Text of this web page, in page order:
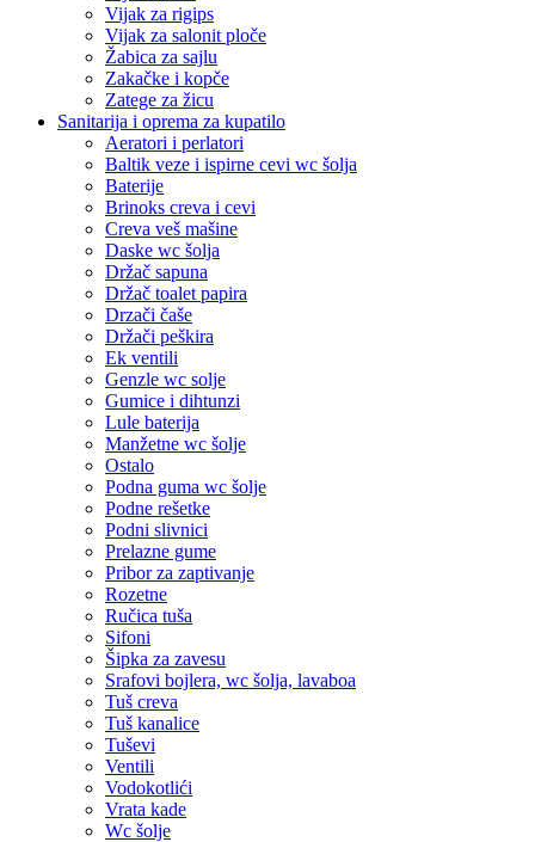
Vijak za rigips
Vijak za salonit ploče
Žabica za sajlu
Zakačke i kopče
Zatege za žicu
Sanitarija i oprema za kupatilo
Aeratori i perlatori
Baltik veze i ispirne cevi wc šolja
Baterije
Brinoks creva i cevi
Creva veš mašine
Daske wc šolja
Držač sapuna
Držač toalet papira
Drzači čaše
Držači peškira
Ek ventili
Genzle wc solje
Gumice i dihtunzi
Lule baterija
Manžetne wc šolje
Ostalo
Podna guma wc šolje
Podne rešetke
Podni slivnici
Prelazne gume
Pribor za zaptivanje
Rozetne
Ručica tuša
Sifoni
Šipka za zavesu
Srafovi bojlera, wc šolja, lavaboa
Tuš creva
Tuš kanalice
Tuševi
Ventili
Vodokotlići
Vrata kade
Wc šolje